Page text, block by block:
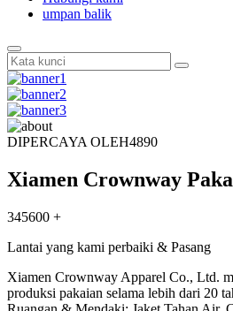
umpan balik
DIPERCAYA OLEH4890
Xiamen Crownway
345600 +
Lantai yang kami perbaiki & Pasang
Xiamen Crownway Apparel Co., Ltd.
produksi pakaian selama lebih dari 20